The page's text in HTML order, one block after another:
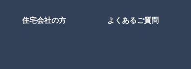
住宅会社の方 よくあるご質問